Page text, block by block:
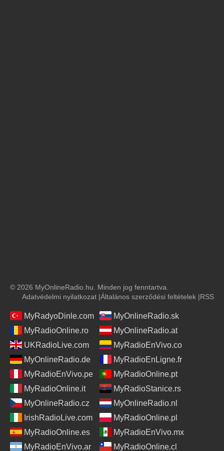
© 2026 MyOnlineRadio.hu. Minden jog fenntartva.
Adatvédelmi nyilatkozat |Általános szerződési feltételek |RSS
MyRadyoDinle.com
MyOnlineRadio.sk
MyRadioOnline.ro
MyOnlineRadio.at
UKRadioLive.com
MyRadioEnVivo.co
MyOnlineRadio.de
MyRadioEnLigne.fr
MyRadioEnVivo.pe
MyRadioOnline.pt
MyRadioOnline.it
MyRadioStanice.rs
MyOnlineRadio.cz
MyOnlineRadio.nl
IrishRadioLive.com
MyRadioOnline.pl
MyRadioOnline.es
MyRadioEnVivo.mx
MyRadioEnVivo.ar
MyRadioOnline.cl